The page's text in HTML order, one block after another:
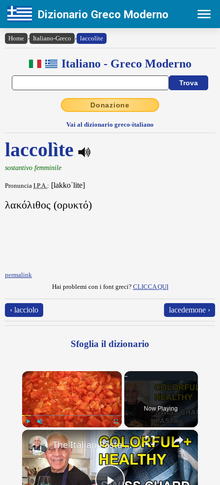
Dizionario Greco Moderno
Home › Italiano-Greco › laccolìte
Italiano - Greco Moderno
Donazione
Vai al dizionario greco-italiano
laccolìte
sostantivo femminile
Pronuncia I.P.A.: [lakkoˈlite]
λακόλιθος (ορυκτό)
permalink
Hai problemi con i font greci? CLICCA QUI
‹ lacciolo lacedemone ›
Sfoglia il dizionario
×
Unmute Fullscreen
Now Playing
×
The Italian Pasta Dish You’re Not Making (Pasta with Swiss Chard)